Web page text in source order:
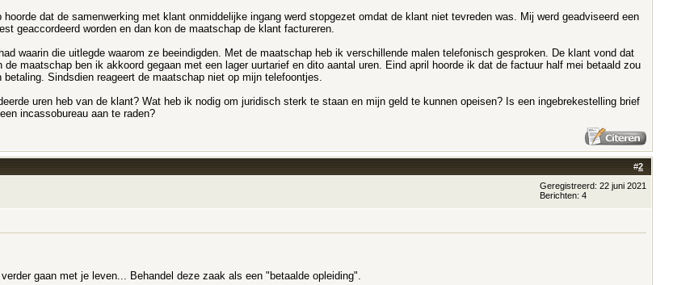
dat de samenwerking met klant onmiddelijke ingang werd stopgezet omdat de klant niet tevreden was. Mij werd geadviseerd een
geaccordeerd worden en dan kon de maatschap de klant factureren.
waarin die uitlegde waarom ze beeindigden. Met de maatschap heb ik verschillende malen telefonisch gesproken. De klant vond dat
maatschap ben ik akkoord gegaan met een lager uurtarief en dito aantal uren. Eind april hoorde ik dat de factuur half mei betaald zou
Sindsdien reageert de maatschap niet op mijn telefoontjes.
uren heb van de klant? Wat heb ik nodig om juridisch sterk te staan en mijn geld te kunnen opeisen? Is een ingebrekestelling brief
incassobureau aan te raden?
#2
Geregistreerd: 22 juni 2021
Berichten: 4
gaan met je leven... Behandel deze zaak als een "betaalde opleiding".